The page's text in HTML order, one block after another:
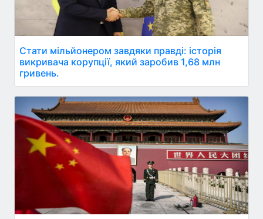
Стати мільйонером завдяки правді: історія
викривача корупції, який заробив 1,68 млн
гривень.